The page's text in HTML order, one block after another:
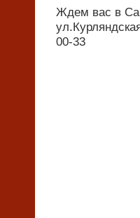
Ждем вас в
00-33